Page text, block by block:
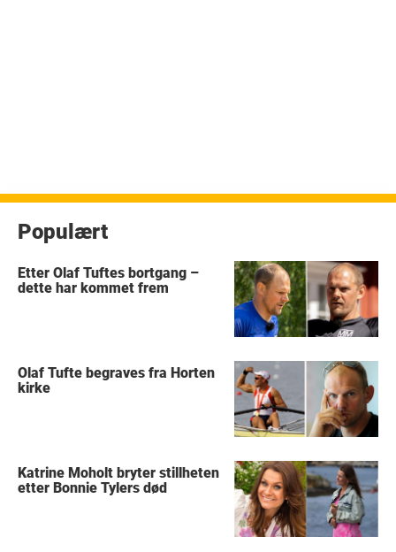
Populært
Etter Olaf Tuftes bortgang –
dette har kommet frem
Olaf Tufte begraves fra Horten
kirke
Katrine Moholt bryter stillheten
etter Bonnie Tylers død